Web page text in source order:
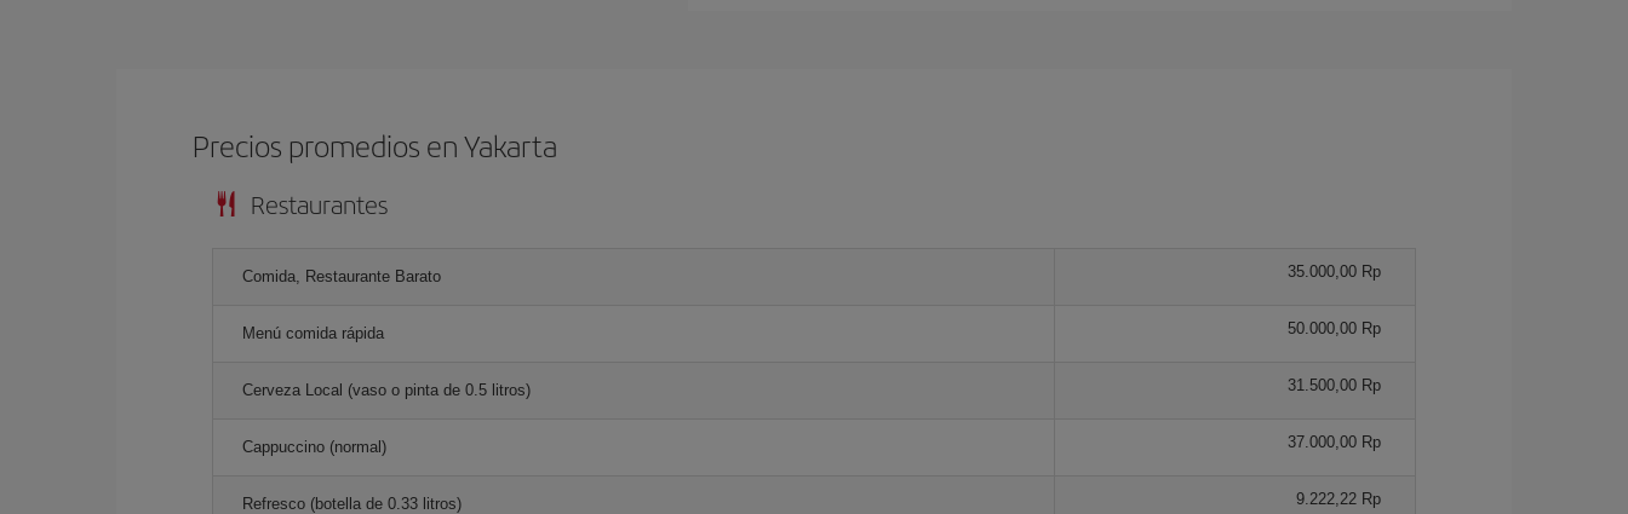
Precios promedios en Yakarta
Restaurantes
Comida, Restaurante Barato 35.000,00 Rp
Menú comida rápida 50.000,00 Rp
Cerveza Local (vaso o pinta de 0.5 litros) 31.500,00 Rp
Cappuccino (normal) 37.000,00 Rp
Refresco (botella de 0.33 litros) 9.222,22 Rp